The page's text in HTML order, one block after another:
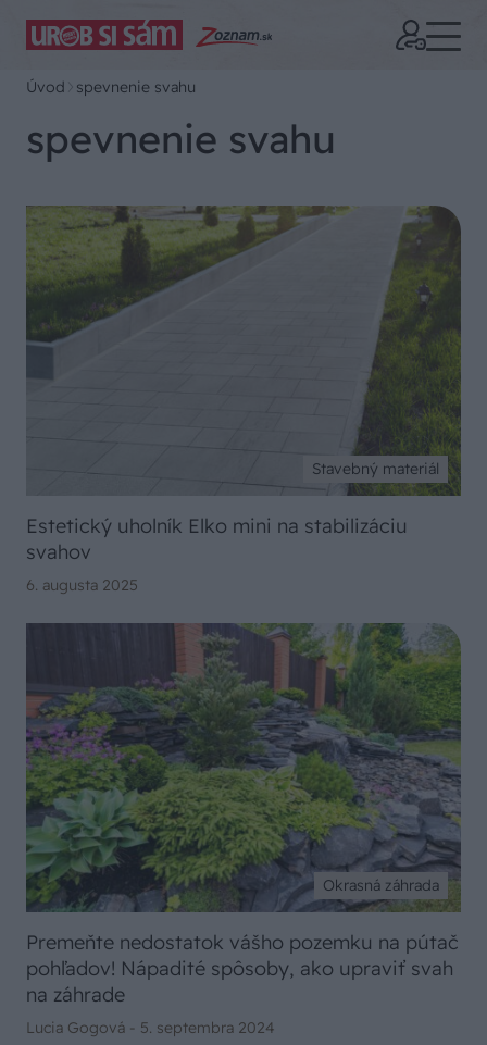
Úvod spevnenie svahu
spevnenie svahu
Stavebný materiál
Estetický uholník Elko mini na stabilizáciu
svahov
6. augusta 2025
Okrasná záhrada
Premeňte nedostatok vášho pozemku na pútač
pohľadov! Nápadité spôsoby, ako upraviť svah
na záhrade
Lucia Gogová - 5. septembra 2024